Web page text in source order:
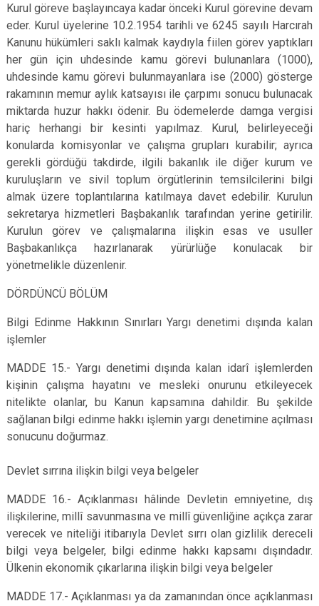
Kurul göreve başlayıncaya kadar önceki Kurul görevine devam
eder. Kurul üyelerine 10.2.1954 tarihli ve 6245 sayılı Harcırah
Kanunu hükümleri saklı kalmak kaydıyla fiilen görev yaptıkları
her gün için uhdesinde kamu görevi bulunanlara (1000),
uhdesinde kamu görevi bulunmayanlara ise (2000) gösterge
rakamının memur aylık katsayısı ile çarpımı sonucu bulunacak
miktarda huzur hakkı ödenir. Bu ödemelerde damga vergisi
hariç herhangi bir kesinti yapılmaz. Kurul, belirleyeceği
konularda komisyonlar ve çalışma grupları kurabilir; ayrıca
gerekli gördüğü takdirde, ilgili bakanlık ile diğer kurum ve
kuruluşların ve sivil toplum örgütlerinin temsilcilerini bilgi
almak üzere toplantılarına katılmaya davet edebilir. Kurulun
sekretarya hizmetleri Başbakanlık tarafından yerine getirilir.
Kurulun görev ve çalışmalarına ilişkin esas ve usuller
Başbakanlıkça hazırlanarak yürürlüğe konulacak bir
yönetmelikle düzenlenir.
DÖRDÜNCÜ BÖLÜM
Bilgi Edinme Hakkının Sınırları Yargı denetimi dışında kalan
işlemler
MADDE 15.- Yargı denetimi dışında kalan idarî işlemlerden
kişinin çalışma hayatını ve mesleki onurunu etkileyecek
nitelikte olanlar, bu Kanun kapsamına dahildir. Bu şekilde
sağlanan bilgi edinme hakkı işlemin yargı denetimine açılması
sonucunu doğurmaz.
Devlet sırrına ilişkin bilgi veya belgeler
MADDE 16.- Açıklanması hâlinde Devletin emniyetine, dış
ilişkilerine, millî savunmasına ve millî güvenliğine açıkça zarar
verecek ve niteliği itibarıyla Devlet sırrı olan gizlilik dereceli
bilgi veya belgeler, bilgi edinme hakkı kapsamı dışındadır.
Ülkenin ekonomik çıkarlarına ilişkin bilgi veya belgeler
MADDE 17.- Açıklanması ya da zamanından önce açıklanması